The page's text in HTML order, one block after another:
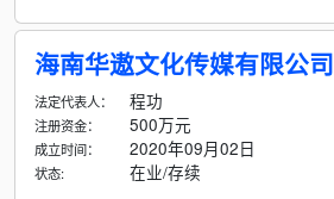
海南华遨文化传媒有限公司
法定代表人： 程功
注册资金： 500万元
成立时间： 2020年09月02日
状态: 在业/存续